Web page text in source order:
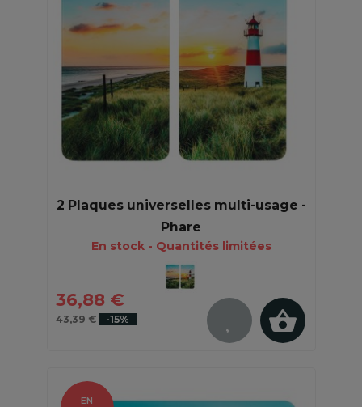
2 Plaques universelles multi-usage -
Phare
En stock - Quantités limitées
36,88 €
43,39 € -15%
EN